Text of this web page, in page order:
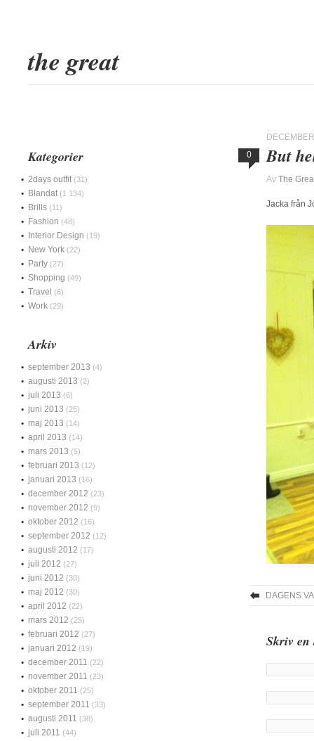
the great
0
But
Av The
Jacka från
DAGENS
Skriv en
Kategorier
2days outfit (31)
Blandat (1 134)
Brills (11)
Fashion (48)
Interior Design (19)
New York (22)
Party (27)
Shopping (49)
Travel (6)
Work (29)
Arkiv
september 2013 (4)
augusti 2013 (2)
juli 2013 (6)
juni 2013 (25)
maj 2013 (14)
april 2013 (14)
mars 2013 (5)
februari 2013 (12)
januari 2013 (16)
december 2012 (23)
november 2012 (9)
oktober 2012 (16)
september 2012 (12)
augusti 2012 (17)
juli 2012 (27)
juni 2012 (30)
maj 2012 (30)
april 2012 (22)
mars 2012 (25)
februari 2012 (27)
januari 2012 (19)
december 2011 (22)
november 2011 (23)
oktober 2011 (25)
september 2011 (33)
augusti 2011 (38)
juli 2011 (44)